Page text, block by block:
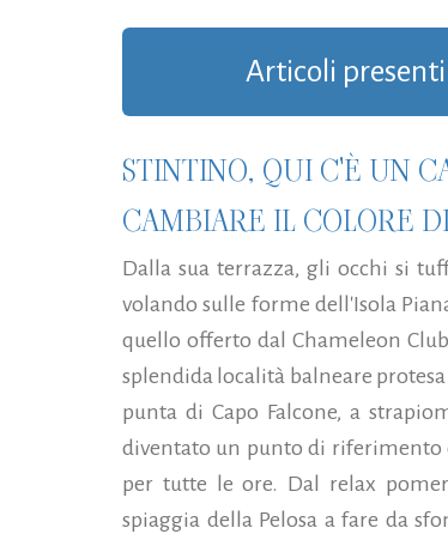
Articoli
STINTINO, QUI C'È UN
CAMBIARE IL COLORE
Dalla sua terrazza, gli occhi si
volando sulle forme dell'Isola
quello offerto dal Chameleon
splendida località balneare protesa
punta di Capo Falcone, a
diventato un punto di riferimento
per tutte le ore. Dal relax
spiaggia della Pelosa a fare da